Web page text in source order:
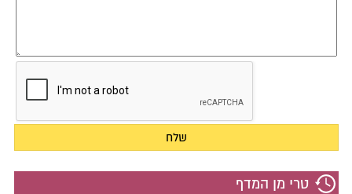
טרי מן המדף